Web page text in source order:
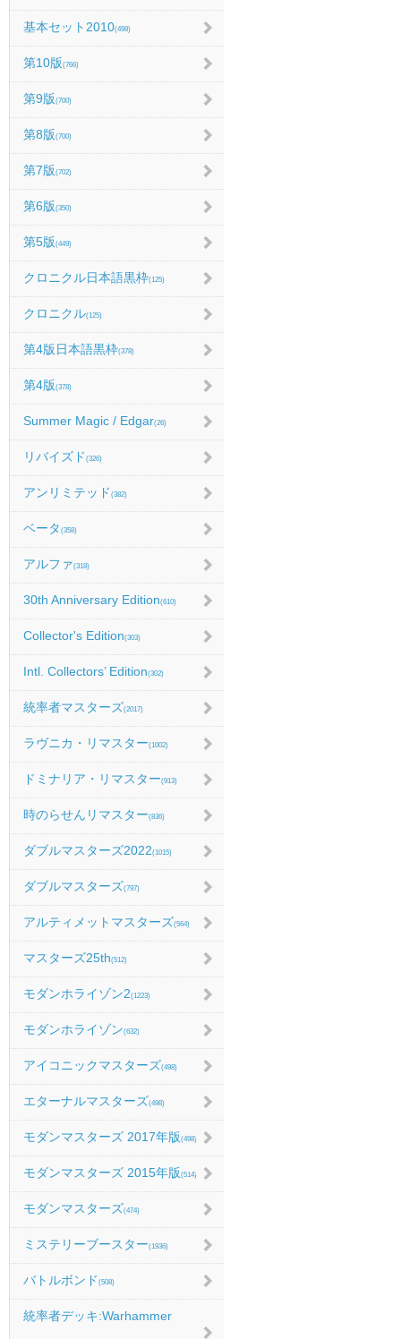
基本セット2010(498)
第10版(766)
第9版(700)
第8版(700)
第7版(702)
第6版(350)
第5版(449)
クロニクル日本語黒枠(125)
クロニクル(125)
第4版日本語黒枠(378)
第4版(378)
Summer Magic / Edgar(26)
リバイズド (326)
アンリミテッド (382)
ベータ (358)
アルファ(318)
30th Anniversary Edition(610)
Collector's Edition(303)
Intl. Collectors’ Edition(302)
統率者マスターズ(2017)
ラヴニカ・リマスター(1002)
ドミナリア・リマスター(913)
時のらせんリマスター(836)
ダブルマスターズ2022(1015)
ダブルマスターズ(797)
アルティメットマスターズ(564)
マスターズ25th(512)
モダンホライゾン2(1223)
モダンホライゾン(632)
アイコニックマスターズ(498)
エターナルマスターズ(498)
モダンマスターズ 2017年版(498)
モダンマスターズ 2015年版(514)
モダンマスターズ(474)
ミステリーブースター(1936)
バトルボンド (508)
統率者デッキ:Warhammer